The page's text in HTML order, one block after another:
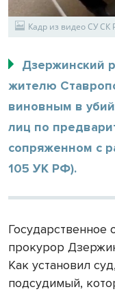
Кадр из видео СУ СК
Дзержинский
жителю
виновным в
лиц по
сопряженном с
105 УК РФ).
прокурор
Как установил
подсудимый,